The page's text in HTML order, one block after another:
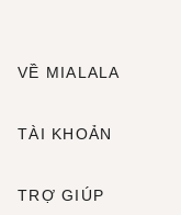
VỀ MIALALA
TÀI KHOẢN
TRỢ GIÚP